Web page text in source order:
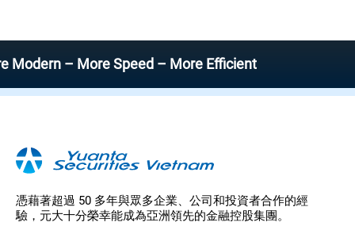
– More Speed – More Efficient
憑藉著超過 50 多年與眾多企業、公司和投資者合作的經
驗，元大十分榮幸能成為亞洲領先的金融控股集團。